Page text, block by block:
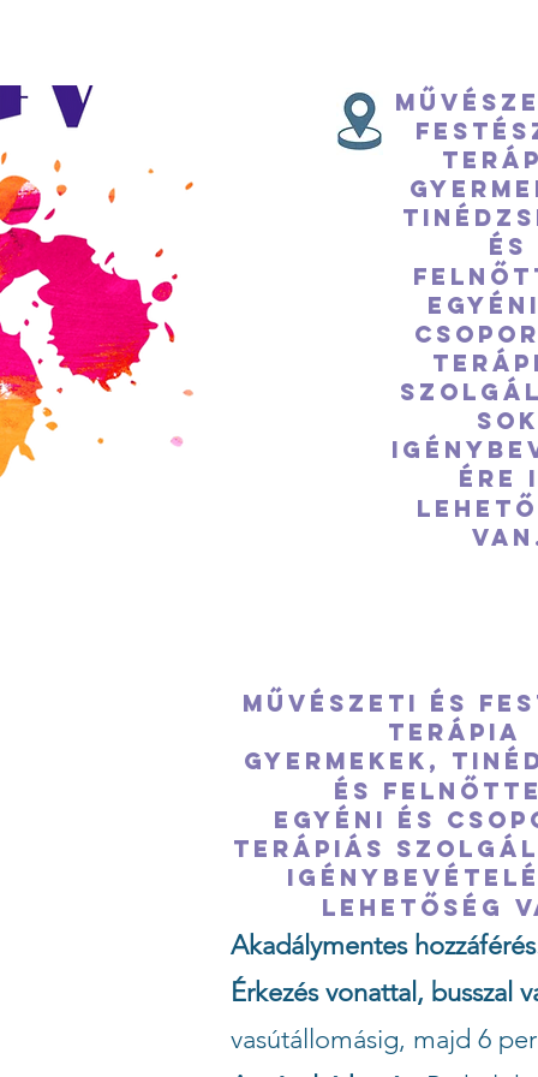
és
sok
ére
Művészeti és
terápia
Gyermekek,
és
Egyéni és
terápiás
lehetőség
Akadálymentes
Érkezés vonattal, busszal
vasútállomásig, majd 6